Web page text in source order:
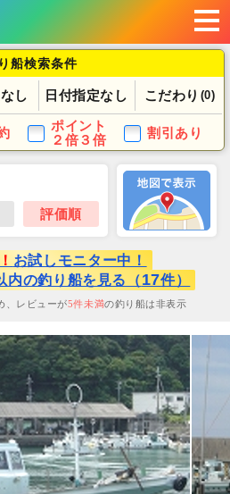
船検索条件
し 日付指定なし こだわり (0)
ポイント
２倍３倍
割引あり
評価順
お試しモニター中！
内の釣り船を見る（17件）
、レビューが5件未満の釣り船は非表示